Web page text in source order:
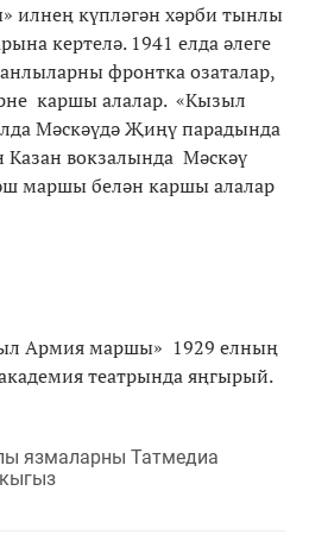
күпләгән хәрби тынлы
кертелә. 1941 елда әлеге
фронтка озаталар,
каршы алалар. «Кызыл
Мәскәүдә Җиңү парадында
Казан вокзалында Мәскәү
маршы белән каршы алалар
Армия маршы» 1929 елның
театрында яңгырый.
язмаларны Татмедиа